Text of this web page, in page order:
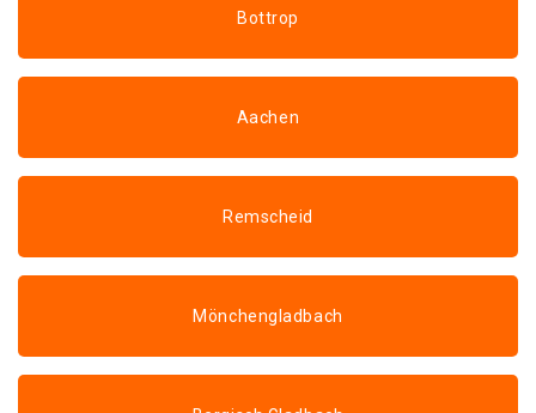
Bottrop
Aachen
Remscheid
Mönchengladbach